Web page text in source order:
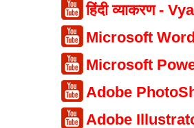
हिंदी व्याकरण -
Microsoft Word
Microsoft
Adobe
Adobe